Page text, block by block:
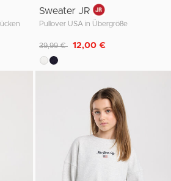
Sweater JR
Pullover USA in Übergröße
Reduziert von
39,99 € auf
12,00 €